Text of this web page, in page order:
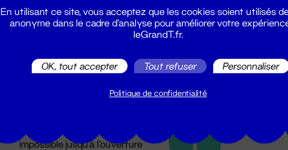
Billetterie
billetterie@leGrandT.fr
impossible jusqu'à l'ouverture
En utilisant ce site, vous acceptez que les cookies soient utilisés
anonyme dans le cadre d'analyse pour améliorer votre
leGrandT.fr.
OK, tout accepter Tout refuser Personnaliser
Politique de confidentialité